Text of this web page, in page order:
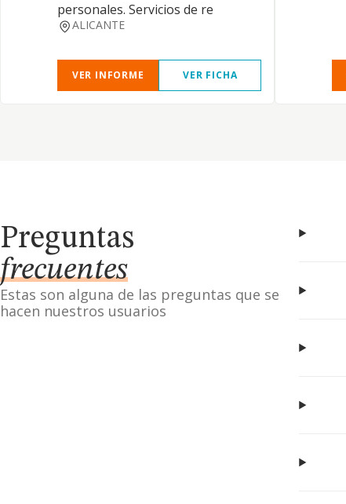
personales. Servicios de re
ALICANTE
VER INFORME VER FICHA
Preguntas
frecuentes
Estas son alguna de las preguntas que se
hacen nuestros usuarios